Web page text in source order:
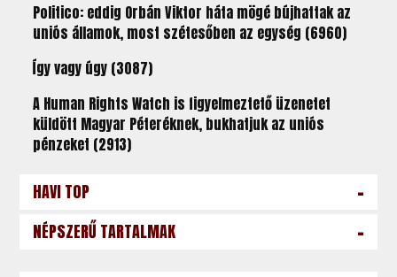
Politico: eddig Orbán Viktor háta mögé bújhattak az
uniós államok, most szétesőben az egység (6960)
Így vagy úgy (3087)
A Human Rights Watch is figyelmeztető üzenetet
küldött Magyar Péteréknek, bukhatjuk az uniós
pénzeket (2913)
HAVI TOP -
NÉPSZERŰ TARTALMAK -